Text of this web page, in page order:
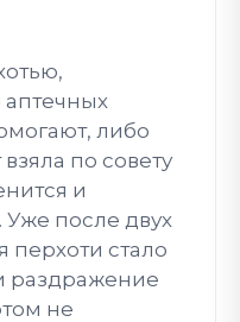
либо
по совету
и
Уже после двух
перхоти стало
раздражение
не